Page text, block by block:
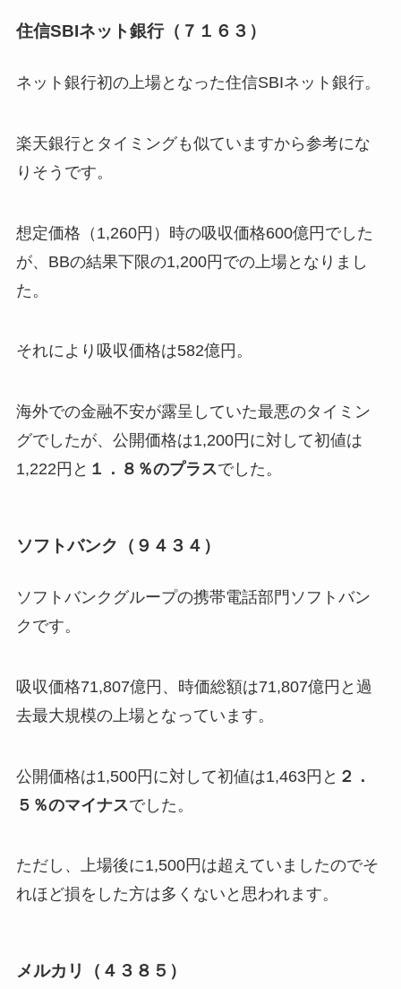
住信SBIネット銀行（７１６３）
ネット銀行初の上場となった住信SBIネット銀行。
楽天銀行とタイミングも似ていますから参考にな
りそうです。
想定価格（1,260円）時の吸収価格600億円でした
が、BBの結果下限の1,200円での上場となりまし
た。
それにより吸収価格は582億円。
海外での金融不安が露呈していた最悪のタイミン
グでしたが、公開価格は1,200円に対して初値は
1,222円と １．８％のプラスでした。
ソフトバンク（９４３４）
ソフトバンクグループの携帯電話部門ソフトバン
クです。
吸収価格71,807億円、時価総額は71,807億円と過
去最大規模の上場となっています。
公開価格は1,500円に対して初値は1,463円と ２．
５％のマイナスでした。
ただし、上場後に1,500円は超えていましたのでそ
れほど損をした方は多くないと思われます。
メルカリ（４３８５）